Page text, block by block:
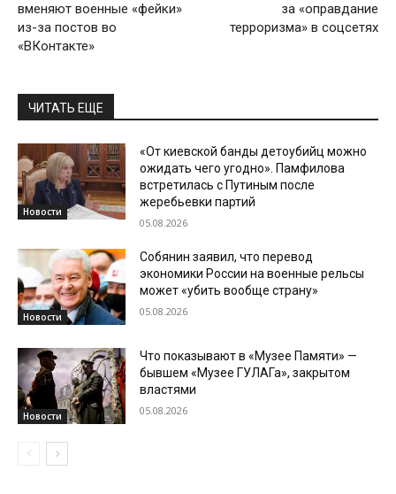
вменяют военные «фейки»
из-за постов во
«ВКонтакте»
за «оправдание
терроризма» в соцсетях
ЧИТАТЬ ЕЩЕ
Новости
«От киевской банды детоубийц можно
ожидать чего угодно». Памфилова
встретилась с Путиным после
жеребьевки партий
05.08.2026
Новости
Собянин заявил, что перевод
экономики России на военные рельсы
может «убить вообще страну»
05.08.2026
Новости
Что показывают в «Музее Памяти» —
бывшем «Музее ГУЛАГа», закрытом
властями
05.08.2026